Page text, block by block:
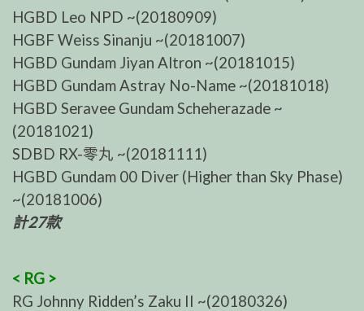
HGBD Leo NPD ~(20180909)
HGBF Weiss Sinanju ~(20181007)
HGBD Gundam Jiyan Altron ~(20181015)
HGBD Gundam Astray No-Name ~(20181018)
HGBD Seravee Gundam Scheherazade ~
(20181021)
SDBD RX-零丸 ~(20181111)
HGBD Gundam 00 Diver (Higher than Sky Phase)
~(20181006)
計27款
< RG >
RG Johnny Ridden’s Zaku II ~(20180326)